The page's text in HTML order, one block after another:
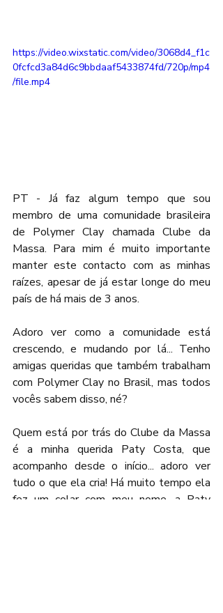
https://video.wixstatic.com/video/3068d4_f1c
0fcfcd3a84d6c9bbdaaf5433874fd/720p/mp4
/file.mp4
PT - Já faz algum tempo que sou
membro de uma comunidade brasileira
de Polymer Clay chamada Clube da
Massa. Para mim é muito importante
manter este contacto com as minhas
raízes, apesar de já estar longe do meu
país de há mais de 3 anos.
Adoro ver como a comunidade está
crescendo, e mudando por lá... Tenho
amigas queridas que também trabalham
com Polymer Clay no Brasil, mas todos
vocês sabem disso, né?
Quem está por trás do Clube da Massa
é a minha querida Paty Costa, que
acompanho desde o início... adoro ver
tudo o que ela cria! Há muito tempo ela
fez um colar com meu nome, a Paty